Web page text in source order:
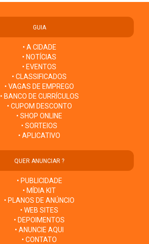
GUIA
• A CIDADE
• NOTÍCIAS
• EVENTOS
• CLASSIFICADOS
• VAGAS DE EMPREGO
• BANCO DE CURRÍCULOS
• CUPOM DESCONTO
• SHOP ONLINE
• SORTEIOS
• APLICATIVO
QUER ANUNCIAR ?
• PUBLICIDADE
• MÍDIA KIT
• PLANOS DE ANÚNCIO
• WEB SITES
• DEPOIMENTOS
• ANUNCIE AQUI
• CONTATO